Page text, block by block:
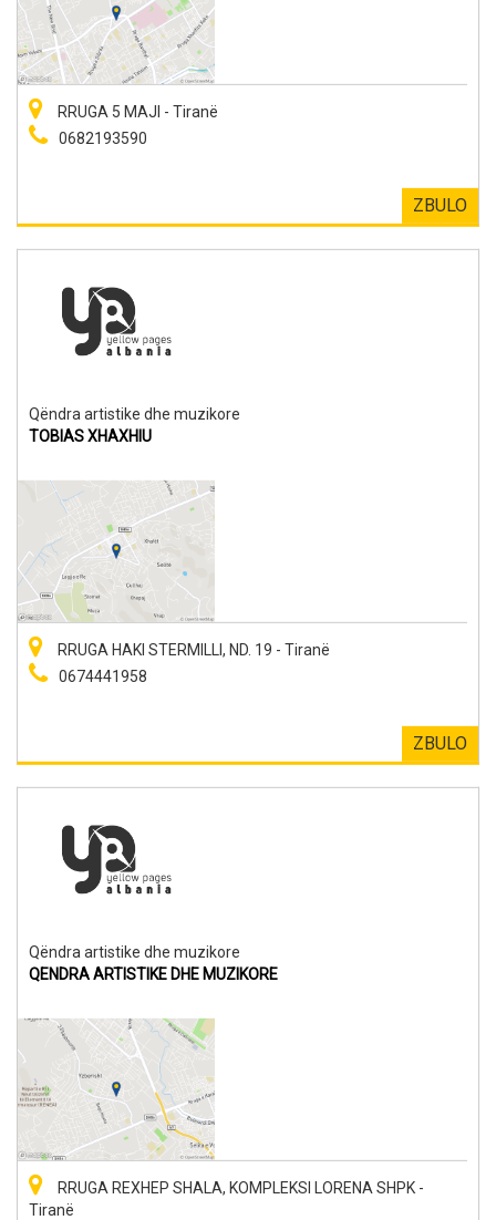
RRUGA 5 MAJI - Tiranë
0682193590
ZBULO
Qëndra artistike dhe muzikore
TOBIAS XHAXHIU
RRUGA HAKI STERMILLI, ND. 19 - Tiranë
0674441958
ZBULO
Qëndra artistike dhe muzikore
QENDRA ARTISTIKE DHE MUZIKORE
RRUGA REXHEP SHALA, KOMPLEKSI LORENA SHPK -
Tiranë